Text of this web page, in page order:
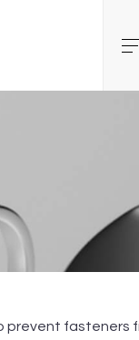
prevent fasteners